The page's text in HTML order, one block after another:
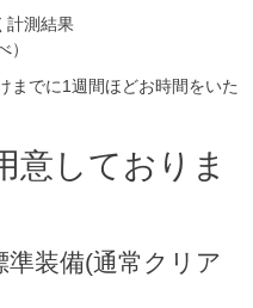
計測結果
）
までに1週間ほどお時間をいた
意しておりま
装備(通常クリア